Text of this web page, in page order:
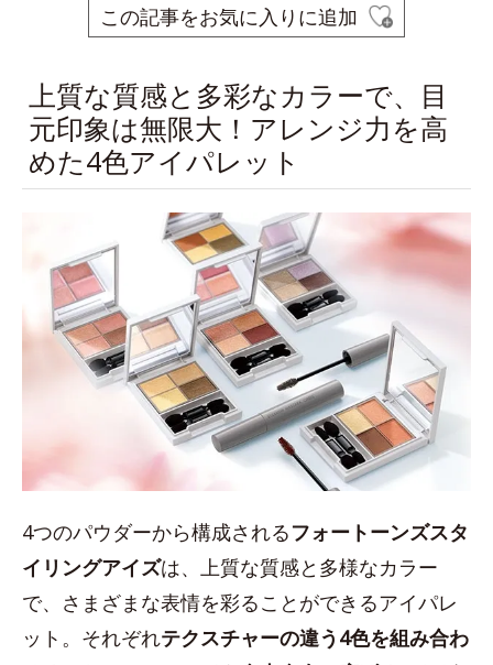
この記事をお気に入りに追加
上質な質感と多彩なカラーで、目
元印象は無限大！アレンジ力を高
めた4色アイパレット
4つのパウダーから構成されるフォートーンズスタ
イリングアイズは、上質な質感と多様なカラー
で、さまざまな表情を彩ることができるアイパレ
ット。それぞれテクスチャーの違う4色を組み合わ